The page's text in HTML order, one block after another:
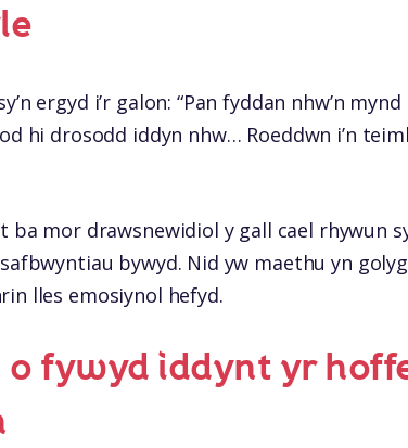
ergyd i’r galon: “Pan fyddan nhw’n
hi drosodd iddyn nhw… Roeddwn i’n
ba mor drawsnewidiol y gall cael rhywun
bywyd. Nid yw maethu yn
lles emosiynol hefyd.
o fywyd iddynt yr